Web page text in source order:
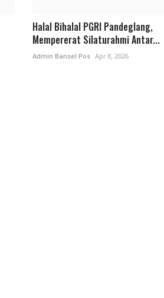
Halal Bihalal PGRI Pandeglang,
Mempererat Silaturahmi Antar...
Admin Bansel Pos Apr 8, 2026